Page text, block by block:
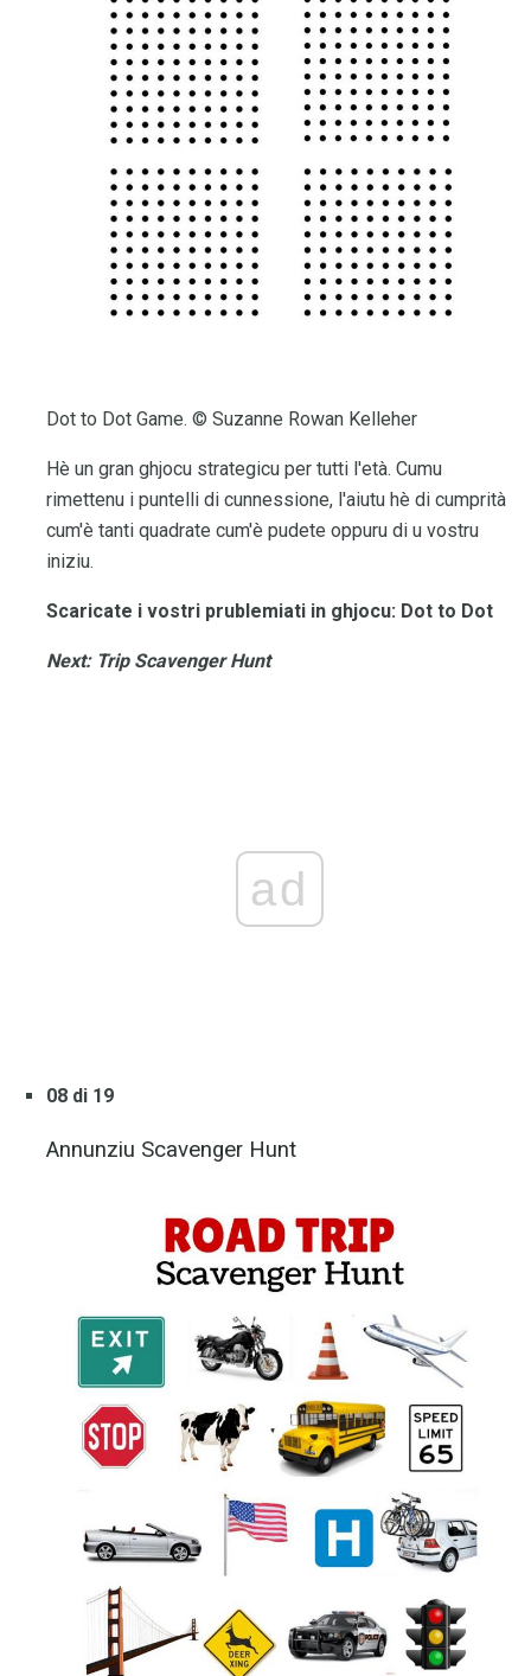
Dot to Dot Game. © Suzanne Rowan Kelleher
Hè un gran ghjocu strategicu per tutti l'età. Cumu
rimettenu i puntelli di cunnessione, l'aiutu hè di cumprità
cum'è tanti quadrate cum'è pudete oppuru di u vostru
iniziu.
Scaricate i vostri prublemiati in ghjocu: Dot to Dot
Next: Trip Scavenger Hunt
ad
08 di 19
Annunziu Scavenger Hunt